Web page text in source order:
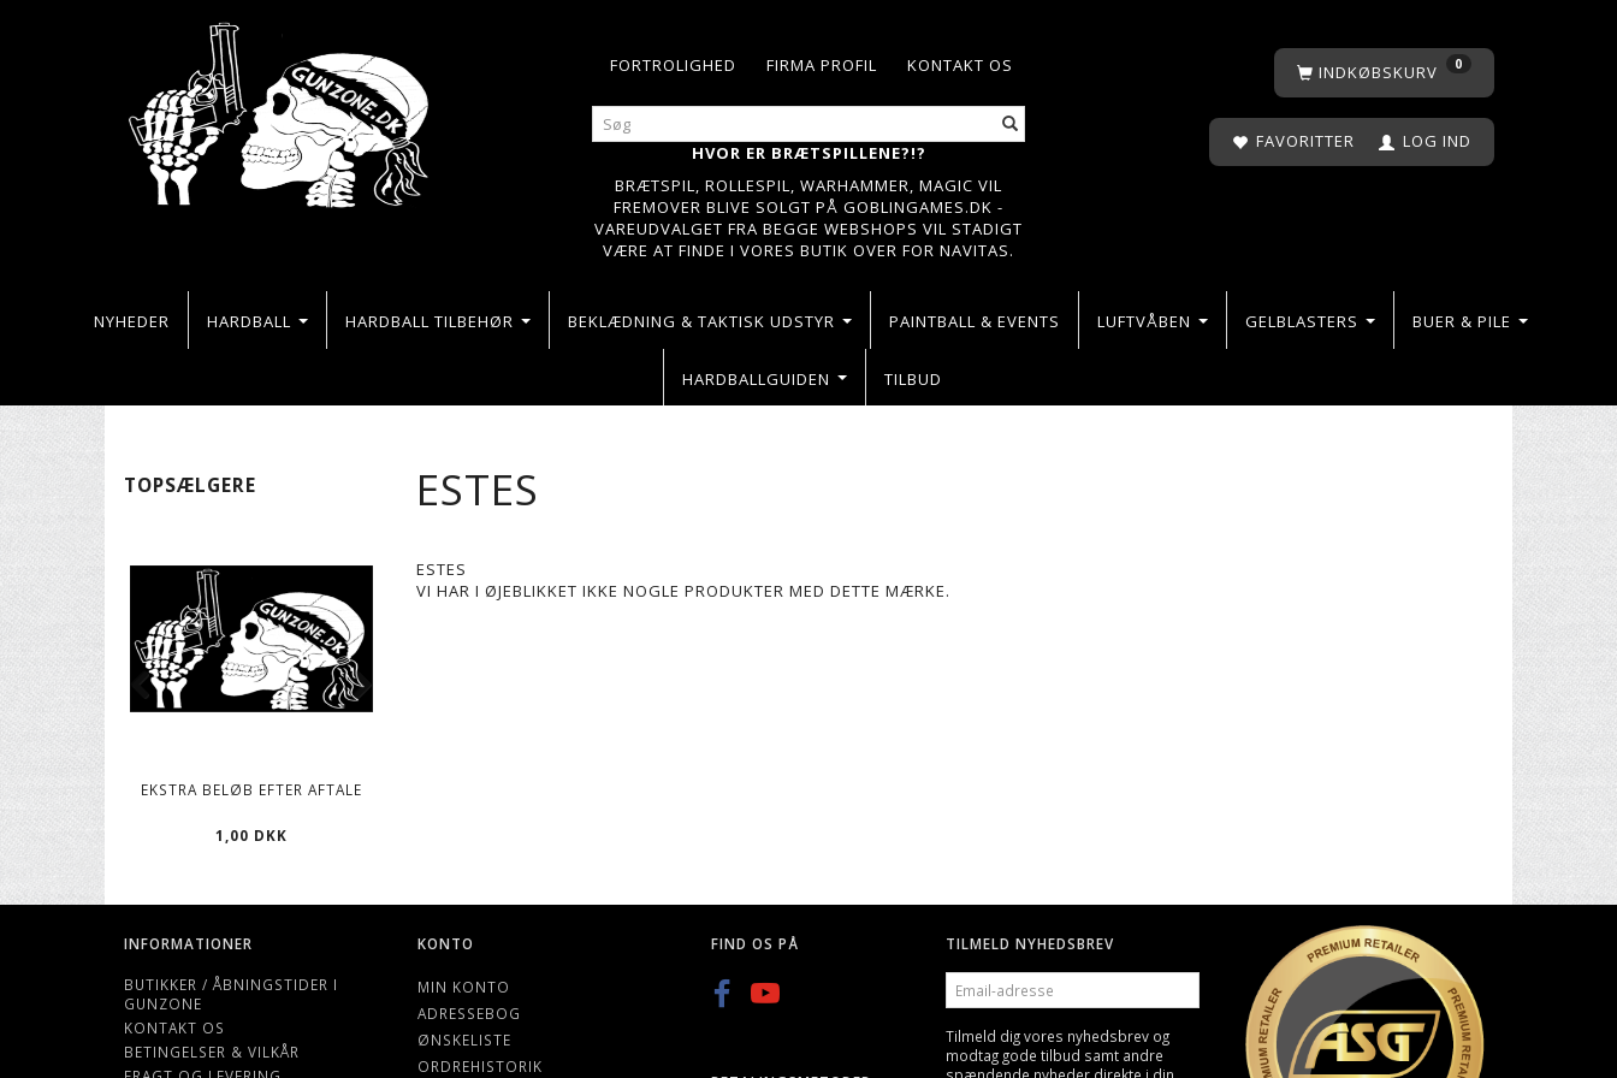
KONTAKT OS
FIRMA PROFIL
FORTROLIGHED
HVOR ER BRÆTSPILLENE?!?
BRÆTSPIL, ROLLESPIL, WARHAMMER, MAGIC VIL
FREMOVER BLIVE SOLGT PÅ GOBLINGAMES.DK -
VAREUDVALGET FRA BEGGE WEBSHOPS VIL STADIGT
VÆRE AT FINDE I VORES BUTIK OVER FOR NAVITAS.
INDKØBSKURV 0
FAVORITTER LOG IND
NYHEDER HARDBALL HARDBALL TILBEHØR BEKLÆDNING & TAKTISK UDSTYR PAINTBALL & EVENTS LUFTVÅBEN GELBLASTERS BUER & PILE
HARDBALLGUIDEN TILBUD
TOPSÆLGERE
EKSTRA BELØB EFTER AFTALE
1,00 DKK
BIO KUGLER, 0,25G -
4000 STK
129,00 DKK
ESTES
ESTES
VI HAR I ØJEBLIKKET IKKE NOGLE PRODUKTER MED DETTE MÆRKE.
INFORMATIONER
BUTIKKER / ÅBNINGSTIDER I
GUNZONE
KONTAKT OS
BETINGELSER & VILKÅR
KONTO
MIN KONTO
ADRESSEBOG
ØNSKELISTE
ORDREHISTORIK
FIND OS PÅ
TILMELD NYHEDSBREV
EMAIL-
ADRESSE
Tilmeld dig vores nyhedsbrev og
modtag gode tilbud samt andre